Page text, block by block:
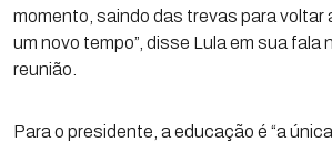
momento, saindo das trevas para voltar
um novo tempo”, disse Lula em sua fala
reunião.
Para o presidente, a educação é “a